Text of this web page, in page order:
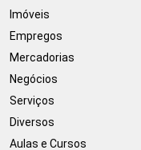
Imóveis
Empregos
Mercadorias
Negócios
Serviços
Diversos
Aulas e Cursos